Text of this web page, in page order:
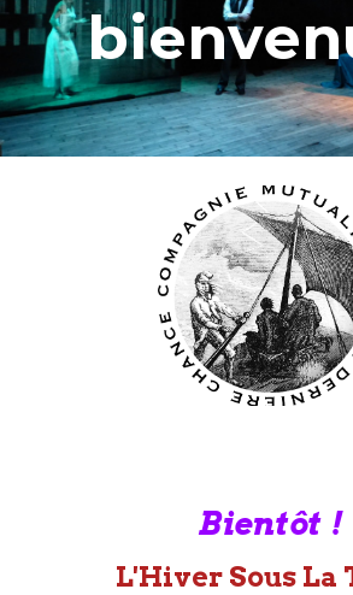
Bientôt !
L'Hiver Sous La